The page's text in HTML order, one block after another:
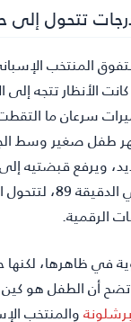
تتحول إلى
المنتخب
الأنظار تتجه إلى
سرعان ما
طفل صغير وسط
ويرفع قبضتيه إلى
ميكل أويارزابال
الرقمية.
في ظاهرها،
اتضح أن الطفل هو
برشلونةوالمنتخب